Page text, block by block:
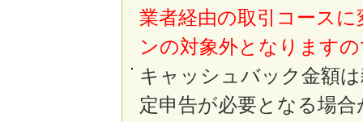
業者経由の取引コース
ンの対象外となります
キャッシュバック金額
定申告が必要となる場